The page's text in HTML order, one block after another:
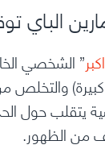
اخطاء
تمارين
الباي” الشخصي
كبيرة)
يتقلب حول
من الظهور.